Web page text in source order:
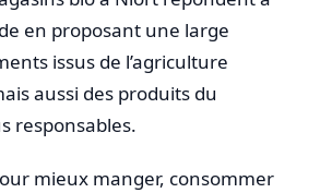
en proposant une large
issus de l’agriculture
aussi des produits du
responsables.
mieux manger, consommer